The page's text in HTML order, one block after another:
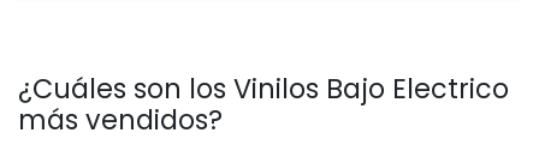
¿Cuáles son los Vinilos Bajo Electrico
más vendidos?